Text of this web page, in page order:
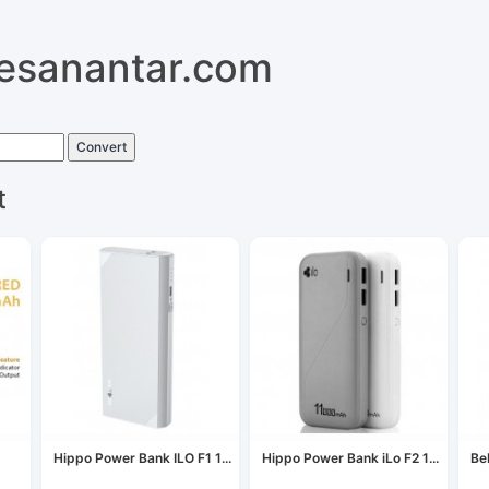
Convert
Hippo Power Bank ILO F1 1... Hippo Power Bank iLo F2 1...